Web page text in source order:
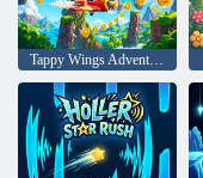
Tappy Wings Adventure